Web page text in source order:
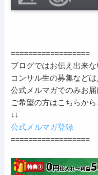
==================
ブログではお伝え出来な
コンサル生の募集など
公式メルマガでのみお届
ご希望の方はこちらから
↓↓
公式メルマガ登録
==================